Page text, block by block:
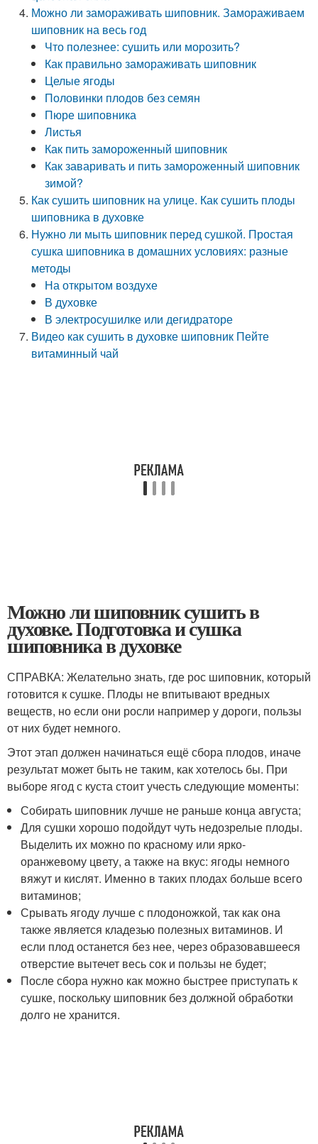
Можно ли замораживать шиповник. Замораживаем
шиповник на весь год
Что полезнее: сушить или морозить?
Как правильно замораживать шиповник
Целые ягоды
Половинки плодов без семян
Пюре шиповника
Листья
Как пить замороженный шиповник
Как заваривать и пить замороженный шиповник
зимой?
Как сушить шиповник на улице. Как сушить плоды
шиповника в духовке
Нужно ли мыть шиповник перед сушкой. Простая
сушка шиповника в домашних условиях: разные
методы
На открытом воздухе
В духовке
В электросушилке или дегидраторе
Видео как сушить в духовке шиповник Пейте
витаминный чай
Можно ли шиповник сушить в
духовке. Подготовка и сушка
шиповника в духовке
СПРАВКА: Желательно знать, где рос шиповник, который
готовится к сушке. Плоды не впитывают вредных
веществ, но если они росли например у дороги, пользы
от них будет немного.
Этот этап должен начинаться ещё сбора плодов, иначе
результат может быть не таким, как хотелось бы. При
выборе ягод с куста стоит учесть следующие моменты:
Собирать шиповник лучше не раньше конца августа;
Для сушки хорошо подойдут чуть недозрелые плоды.
Выделить их можно по красному или ярко-
оранжевому цвету, а также на вкус: ягоды немного
вяжут и кислят. Именно в таких плодах больше всего
витаминов;
Срывать ягоду лучше с плодоножкой, так как она
также является кладезью полезных витаминов. И
если плод останется без нее, через образовавшееся
отверстие вытечет весь сок и пользы не будет;
После сбора нужно как можно быстрее приступать к
сушке, поскольку шиповник без должной обработки
долго не хранится.